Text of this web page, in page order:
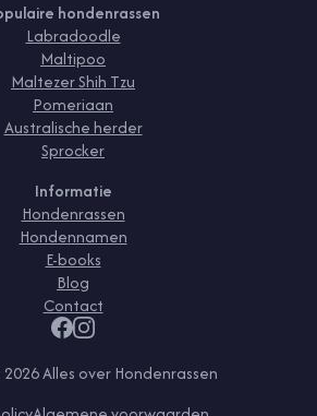
hondenrassen
Labradoodle
Maltipoo
Maltezer Shih Tzu
Pomeriaan
Australische herder
Sprocker
Informatie
Hondenrassen
Hondennamen
E-books
Blog
Contact
2026Alles over Hondenrassen